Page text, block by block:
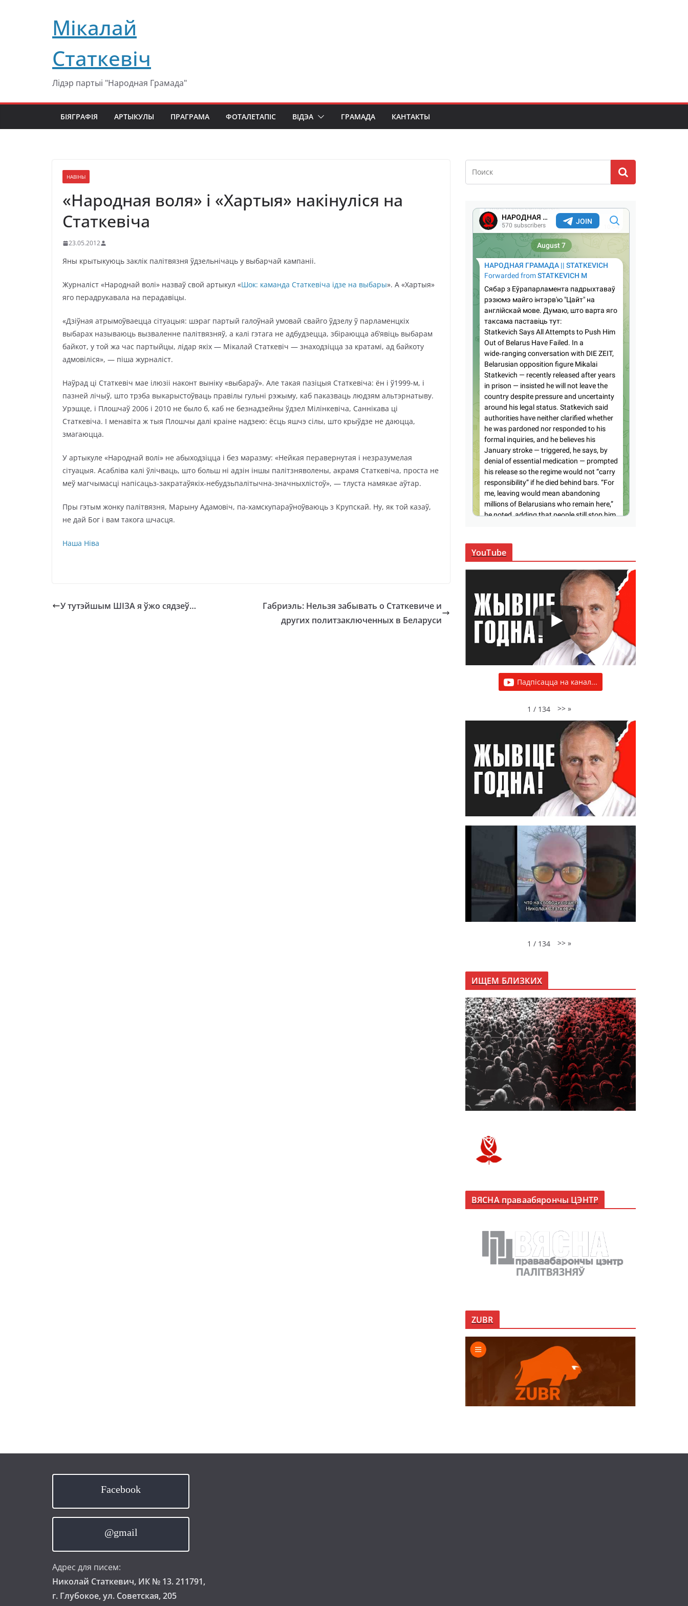
содержимомуМікалай
Статкевіч
Лідэр партыі "Народная Грамада"
БІЯГРАФІЯ АРТЫКУЛЫ ПРАГРАМА ФОТАЛЕТАПІС ВІДЭА ГРАМАДА КАНТАКТЫ
НАВІНЫ
«Народная воля» і «Хартыя» накінуліся на
Статкевіча
23.05.2012
Яны крытыкуюць заклік палітвязня ўдзельнічаць у выбарчай кампаніі.
Журналіст «Народнай волі» назваў свой артыкул «Шок: каманда Статкевіча ідзе на выбары». А «Хартыя»
яго перадрукавала на перадавіцы.
«Дзіўная атрымоўваецца сітуацыя: шэраг партый галоўнай умовай свайго ўдзелу ў парламенцкіх
выбарах называюць вызваленне палітвязняў, а калі гэтага не адбудзецца, збіраюцца аб’явіць выбарам
байкот, у той жа час партыйцы, лідар якіх — Мікалай Статкевіч — знаходзіцца за кратамі, ад байкоту
адмовіліся», — піша журналіст.
Наўрад ці Статкевіч мае ілюзіі наконт выніку «выбараў». Але такая пазіцыя Статкевіча: ён і ў1999-м, і
пазней лічыў, што трэба выкарыстоўваць правілы гульні рэжыму, каб паказваць людзям альтэрнатыву.
Урэшце, і Плошчаў 2006 і 2010 не было б, каб не безнадзейны ўдзел Мілінкевіча, Саннікава ці
Статкевіча. І менавіта ж тыя Плошчы далі краіне надзею: ёсць яшчэ сілы, што крыўдзе не даюцца,
змагаюцца.
У артыкуле «Народнай волі» не абыходзіцца і без маразму: «Нейкая перавернутая і незразумелая
сітуацыя. Асабліва калі ўлічваць, што больш ні адзін іншы палітзняволены, акрамя Статкевіча, проста не
меў магчымасці напісацьз-закратаўякіх-небудзьпалітычна-значныхлістоў», — тлуста намякае аўтар.
Пры гэтым жонку палітвязня, Марыну Адамовіч, па-хамскупараўноўваюць з Крупскай. Ну, як той казаў,
не дай Бог і вам такога шчасця.
Наша Ніва
У тутэйшым ШІЗА я ўжо сядзеў…
Габриэль: Нельзя забывать о Статкевиче и
других политзаключенных в Беларуси
YouTube
Падпісацца на канал...
1 / 134 >> »
1 / 134 >> »
ИЩЕМ БЛИЗКИХ
ВЯСНА праваабярончы ЦЭНТР
ZUBR
Facebook
@gmail
Адрес для писем:
Николай Статкевич, ИК № 13. 211791,
г. Глубокое, ул. Советская, 205